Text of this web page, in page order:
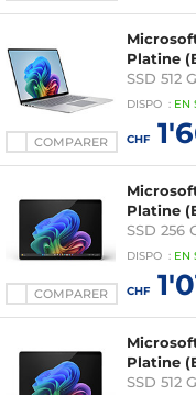
COMPARER
Platine
SSD 512
Webcam
DISPO : EN
CHF
COMPARER
Platine
SSD 256
Hz Wi-Fi
DISPO : EN
CHF
Platine
SSD 512